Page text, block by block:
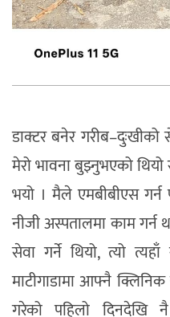
डाक्टर बनेर
मेरो भावना बुझ्नुभएको
भयो । मैले एमबीबीएस
नीजी अस्पतालमा काम गर्न
सेवा गर्ने थियो, त्यो
माटीगाडामा आफ्नै
गरेको पहिलो दिनदेखि